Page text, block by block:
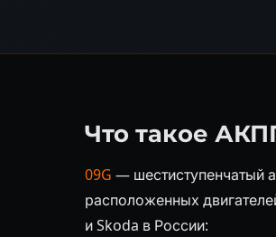
Что такое
09G — шестиступенчатый
расположенных
и Skoda в России: